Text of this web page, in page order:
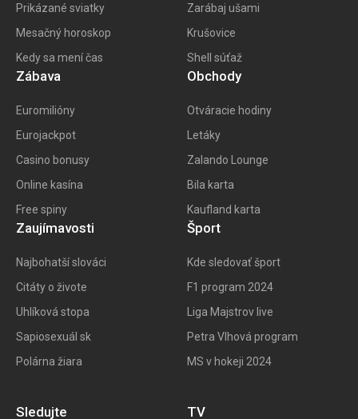
Prikázané sviatky
Mesačný horoskop
Kedy sa mení čas
Zarábaj ušami
Krušovice
Shell súťaž
Zábava
Euromilióny
Eurojackpot
Casino bonusy
Online kasína
Free spiny
Obchody
Otváracie hodiny
Letáky
Zalando Lounge
Bila karta
Kaufland karta
Zaujímavosti
Najbohatší slováci
Citáty o živote
Uhlíková stopa
Sapiosexuál sk
Polárna žiara
Šport
Kde sledovať šport
F1 program 2024
Liga Majstrov live
Petra Vlhová program
MS v hokeji 2024
Sledujte TV